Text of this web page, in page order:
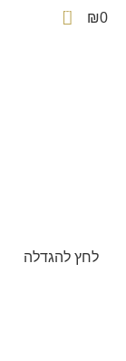
0 ₪0
לחץ להגדלה